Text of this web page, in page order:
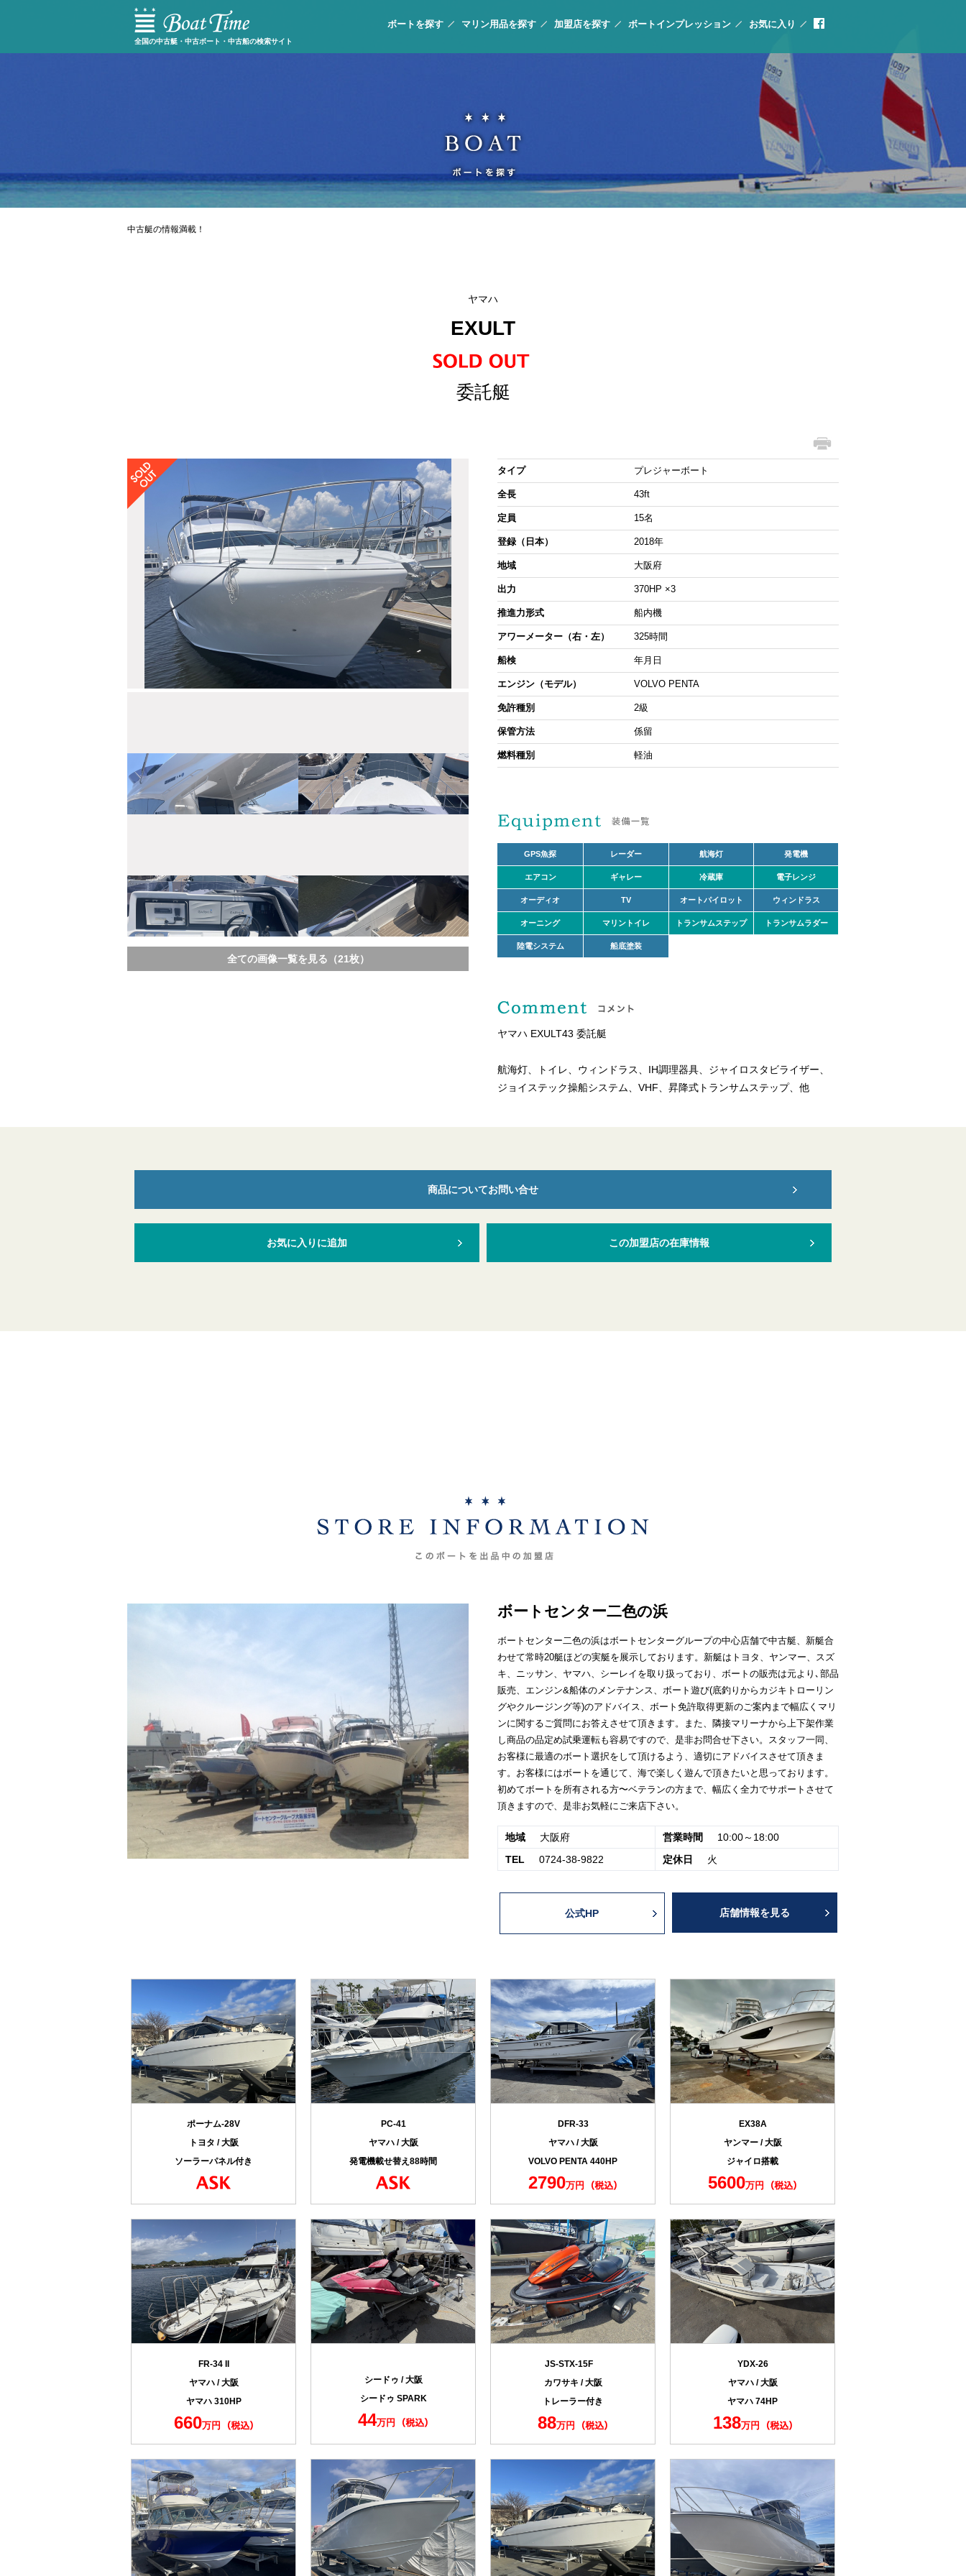
全国の中古艇・中古ボート・中古船の検索サイト
ボートを探す マリン用品を探す 加盟店を探す ボートインプレッション お気に入り
中古艇の情報満載！
ヤマハ
EXULT
委託艇
全ての画像一覧を見る（21枚）
タイプ プレジャーボート
全長 43ft
定員 15名
登録（日本） 2018年
地域 大阪府
出力 370HP ×3
推進力形式 船内機
アワーメーター（右・左） 325時間
船検 年月日
エンジン（モデル） VOLVO PENTA
免許種別 2級
保管方法 係留
燃料種別 軽油
GPS魚探 レーダー 航海灯 発電機
エアコン ギャレー 冷蔵庫 電子レンジ
オーディオ TV オートパイロット ウィンドラス
オーニング マリントイレ トランサムステップ トランサムラダー
陸電システム 船底塗装
ヤマハ EXULT43 委託艇
航海灯、トイレ、ウィンドラス、IH調理器具、ジャイロスタビライザー、
ジョイステック操船システム、VHF、昇降式トランサムステップ、他
商品についてお問い合せ
お気に入りに追加 この加盟店の在庫情報
ボートセンター二色の浜
ボートセンター二色の浜はボートセンターグループの中心店舗で中古艇、新艇合
わせて常時20艇ほどの実艇を展示しております。新艇はトヨタ、ヤンマー、スズ
キ、ニッサン、ヤマハ、シーレイを取り扱っており、ボートの販売は元より､部品
販売、エンジン&船体のメンテナンス、ボート遊び(底釣りからカジキトローリン
グやクルージング等)のアドバイス、ボート免許取得更新のご案内まで幅広くマリ
ンに関するご質問にお答えさせて頂きます。また、隣接マリーナから上下架作業
し商品の品定め試乗運転も容易ですので、是非お問合せ下さい。スタッフ一同、
お客様に最適のボート選択をして頂けるよう、適切にアドバイスさせて頂きま
す。お客様にはボートを通じて、海で楽しく遊んで頂きたいと思っております。
初めてボートを所有される方〜ベテランの方まで、幅広く全力でサポートさせて
頂きますので、是非お気軽にご来店下さい。
地域 大阪府 営業時間
10:00～18:00
TEL
0724-38-9822 定休日 火
公式HP 店舗情報を見る
ポーナム-28V
トヨタ / 大阪
ソーラーパネル付き
PC-41
ヤマハ / 大阪
発電機載せ替え88時間
DFR-33
ヤマハ / 大阪
VOLVO PENTA 440HP
2790万円
EX38A
ヤンマー / 大阪
ジャイロ搭載
5600万円
FR-34 II
ヤマハ / 大阪
ヤマハ 310HP
660万円
シードゥ / 大阪
シードゥ SPARK
44万円
JS-STX-15F
カワサキ / 大阪
トレーラー付き
88万円
YDX-26
ヤマハ / 大阪
ヤマハ 74HP
138万円